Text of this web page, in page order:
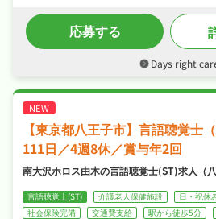
18:00 退勤
・雇入れ後の業務範囲の変更なし
・就業場所の変更なし
生や住宅手当も充実
・年間休日120日、
談OK！ワークライ
応募する
Days right
【東京都八王子市】言語聴覚士
111日／4週8休／賞与年2回
南大沢ホロス由木の言語聴覚士(ST)求人（
言語聴覚士(ST) 介護老人保健施設 日・祝休
社会保険完備
交通費支給 駅から徒歩5分